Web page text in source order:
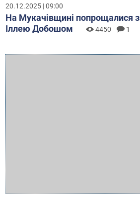
20.12.2025 | 09:00
На Мукачівщині попрощалися
Іллею Добошом
4450 1